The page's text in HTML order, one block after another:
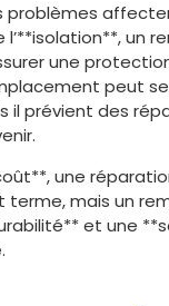
problèmes
l’**isolation**, un
une
peut
il prévient des
une
terme, mais un
et une